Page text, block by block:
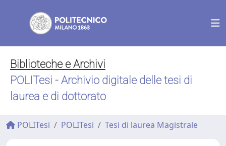
Biblioteche e Archivi
POLITesi - Archivio digitale delle tesi di
laurea e di dottorato
POLITesi POLITesi Tesi di laurea Magistrale